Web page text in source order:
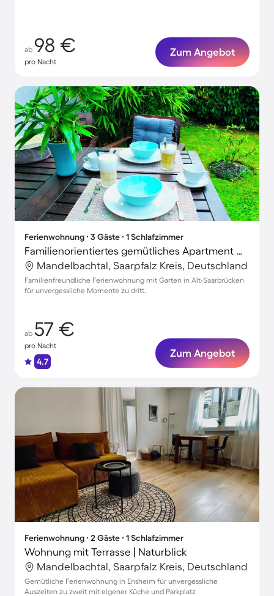
ab 98 €
pro Nacht
Zum Angebot
Ferienwohnung ∙ 3 Gäste ∙ 1 Schlafzimmer
Familienorientiertes gemütliches Apartment mit Garten und Terrasse
Mandelbachtal, Saarpfalz Kreis, Deutschland
Familienfreundliche Ferienwohnung mit Garten in Alt-Saarbrücken
für unvergessliche Momente zu dritt.
ab 57 €
pro Nacht
4.7
Zum Angebot
Ferienwohnung ∙ 2 Gäste ∙ 1 Schlafzimmer
Wohnung mit Terrasse | Naturblick
Mandelbachtal, Saarpfalz Kreis, Deutschland
Gemütliche Ferienwohnung in Ensheim für unvergessliche
Auszeiten zu zweit mit eigener Küche und Parkplatz